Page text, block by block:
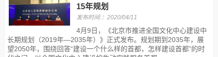
15年规划
发布时间:：2020/04/11
4月9日，《北京市推进全国文化中心建设中
长期规划（2019年—2035年）》正式发布。规划期到2035年，展
望2050年，围绕回答“建设一个什么样的首都，怎样建设首都”的时